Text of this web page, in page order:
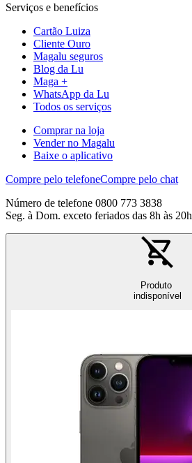
Serviços e benefícios
Cartão Luiza
Cliente Ouro
Magalu seguros
Blog da Lu
Maga +
WhatsApp da Lu
Todos os serviços
Comprar na loja
Vender no Magalu
Baixe o aplicativo
Compre pelo telefoneCompre pelo chat
Número de telefone 0800 773 3838
Seg. à Dom. exceto feriados das 8h às 20h
Produto
indisponível